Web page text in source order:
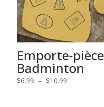
Emporte-pièce
Badminton
$6.99 – $10.99Plage